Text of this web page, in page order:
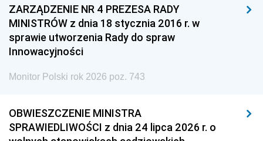
ZARZĄDZENIE NR 4 PREZESA RADY
MINISTRÓW z dnia 18 stycznia 2016 r. w
sprawie utworzenia Rady do spraw
Innowacyjności
Monitor Polski rok 2026 poz. 743
OBWIESZCZENIE MINISTRA
SPRAWIEDLIWOŚCI z dnia 24 lipca 2026 r. o